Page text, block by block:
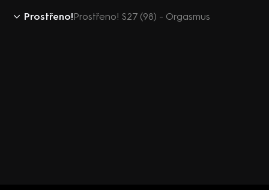
Prostřeno!Prostřeno! S27 (98) - Orgasmus